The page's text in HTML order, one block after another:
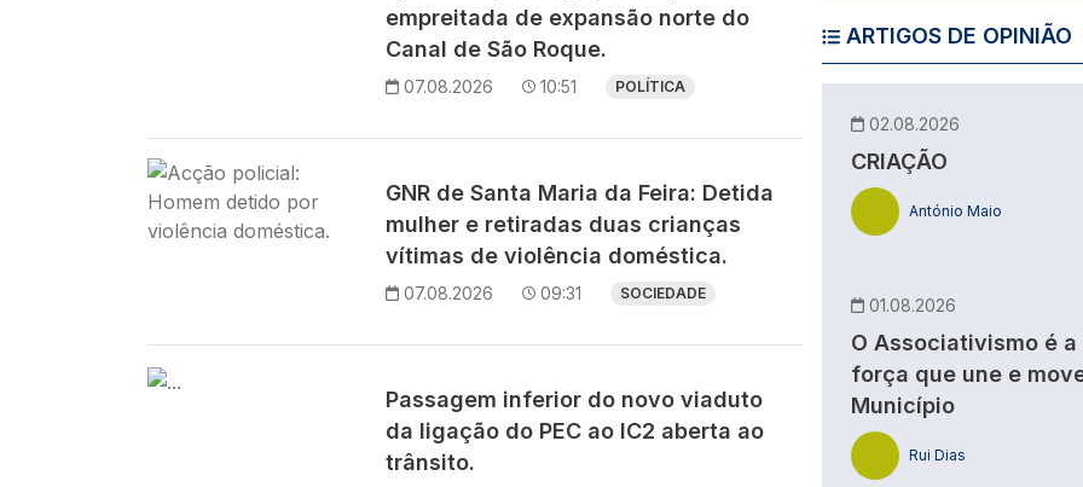
empreitada de expansão norte do
Canal de São Roque.
07.08.2026 10:51 POLÍTICA
Imagem
GNR de Santa Maria da Feira: Detida
mulher e retiradas duas crianças
vítimas de violência doméstica.
07.08.2026 09:31 SOCIEDADE
Imagem
Passagem inferior do novo viaduto
da ligação do PEC ao IC2 aberta ao
trânsito.
ARTIGOS DE OPINIÃO
02.08.2026
CRIAÇÃO
António Maio
01.08.2026
O Associativismo é a
força que une e
Município
Rui Dias